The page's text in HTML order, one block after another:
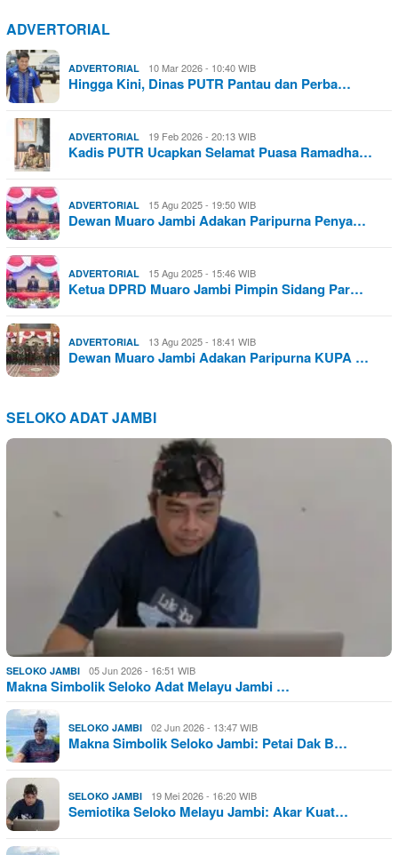
ADVERTORIAL
ADVERTORIAL 10 Mar 2026 - 10:40 WIB
Hingga Kini, Dinas PUTR Pantau dan Perba…
ADVERTORIAL 19 Feb 2026 - 20:13 WIB
Kadis PUTR Ucapkan Selamat Puasa Ramadha…
ADVERTORIAL 15 Agu 2025 - 19:50 WIB
Dewan Muaro Jambi Adakan Paripurna Penya…
ADVERTORIAL 15 Agu 2025 - 15:46 WIB
Ketua DPRD Muaro Jambi Pimpin Sidang Par…
ADVERTORIAL 13 Agu 2025 - 18:41 WIB
Dewan Muaro Jambi Adakan Paripurna KUPA …
SELOKO ADAT JAMBI
SELOKO JAMBI 05 Jun 2026 - 16:51 WIB
Makna Simbolik Seloko Adat Melayu Jambi …
SELOKO JAMBI 02 Jun 2026 - 13:47 WIB
Makna Simbolik Seloko Jambi: Petai Dak B…
SELOKO JAMBI 19 Mei 2026 - 16:20 WIB
Semiotika Seloko Melayu Jambi: Akar Kuat…